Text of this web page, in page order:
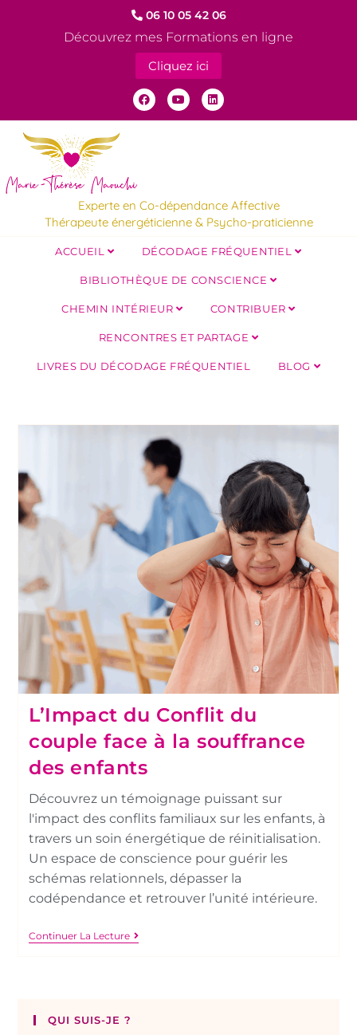
06 10 05 42 06
Découvrez mes Formations en ligne
Cliquez ici
Experte en Co-dépendance Affective
Thérapeute énergéticienne & Psycho-praticienne
ACCUEIL DÉCODAGE FRÉQUENTIEL
BIBLIOTHÈQUE DE CONSCIENCE
CHEMIN INTÉRIEUR CONTRIBUER
RENCONTRES ET PARTAGE
LIVRES DU DÉCODAGE FRÉQUENTIEL BLOG
L’Impact du Conflit du
couple face à la souffrance
des enfants
Découvrez un témoignage puissant sur
l'impact des conflits familiaux sur les enfants, à
travers un soin énergétique de réinitialisation.
Un espace de conscience pour guérir les
schémas relationnels, dépasser la
codépendance et retrouver l’unité intérieure.
Continuer La Lecture
QUI SUIS-JE ?